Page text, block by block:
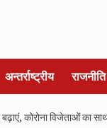
अन्तर्राष्ट्रीय
कोरोना विजेताओं का